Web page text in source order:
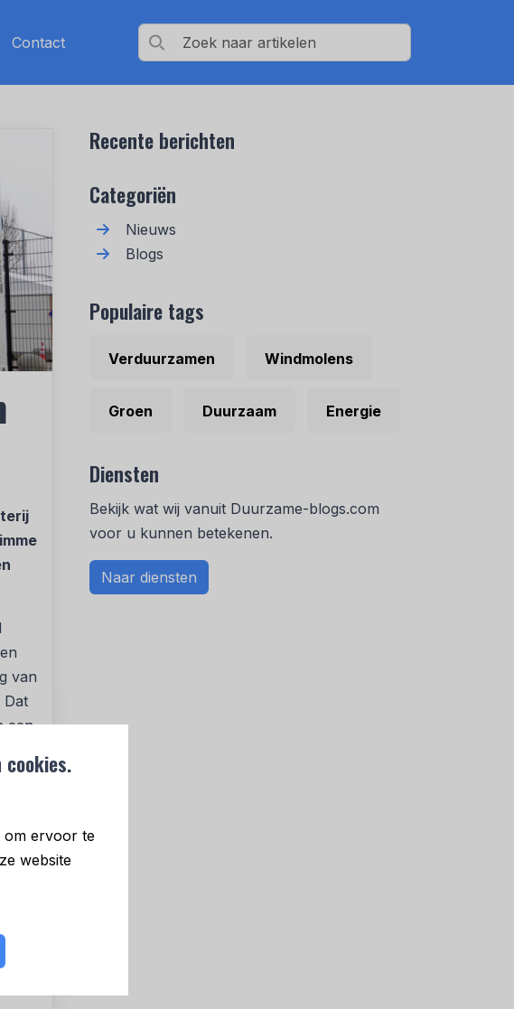
om ervoor te
website
Contact
van
Dat
een
Recente berichten
Categoriën
Nieuws
Blogs
Populaire tags
Verduurzamen Windmolens
Groen Duurzaam Energie
Diensten
Bekijk wat wij vanuit Duurzame-blogs.com
voor u kunnen betekenen.
Naar diensten